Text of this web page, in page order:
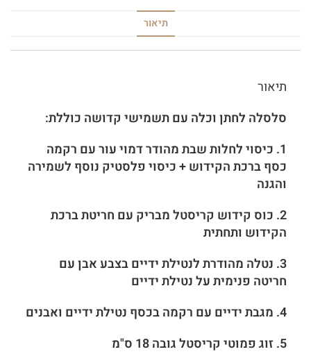
תיאור
תיאור
סלסלה לחתן וכלה עם תשמישי קדושה כוללת:
1. כיסוי לחלות שבת מהודר דמוי עור עם רקמה
כסף ברכת הקידוש + כיסוי פלסטיק נוסף לשמירה
והגנה
2. כוס קידוש קריסטל מבריק עם חריטת ברכת
הקידוש ותחתית
3. נטלה מהודרת לנטילת ידיים בצבע אבן עם
חריטה פנימית על נטילת ידיים
4. מגבת ידיים עם רקמה בכסף נטילת ידיים ואבנים
5. זוג פמוטי קריסטל גובה 18 ס"מ